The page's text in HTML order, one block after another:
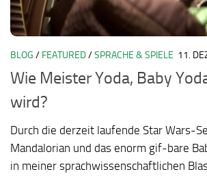
BLOG / FEATURED/SPRACHE & SPIELE 11.
Wie Meister Yoda, Baby
wird?
Durch die derzeit laufende Star Wars-
Mandalorian und das enorm gif-bare
in meiner sprachwissenschaftlichen